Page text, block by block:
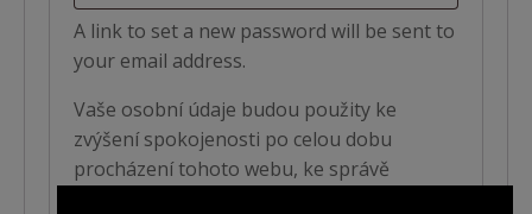
A link to set a new password will be sent to
your email address.
Vaše osobní údaje budou použity ke
zvýšení spokojenosti po celou dobu
procházení tohoto webu, ke správě